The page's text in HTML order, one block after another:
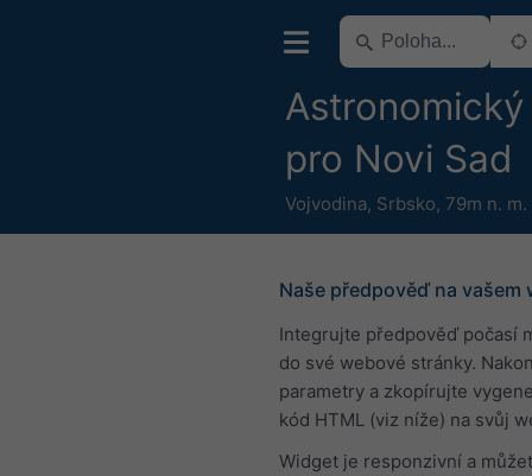
pro Novi Sad
Vojvodina, Srbsko, 79m n. m.
Naše předpověď na vašem
Integrujte předpověď počasí
do své webové stránky.
parametry a zkopírujte
kód HTML (viz níže) na svůj
Widget je responzivní a